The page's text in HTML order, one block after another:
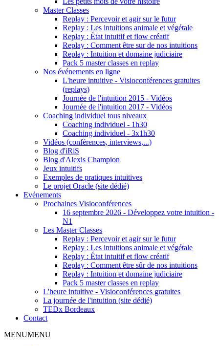
Master Classes
Replay : Percevoir et agir sur le futur
Replay : Les intuitions animale et végétale
Replay : État intuitif et flow créatif
Replay : Comment être sur de nos intuitions
Replay : Intuition et domaine judiciaire
Pack 5 master classes en replay
Nos événements en ligne
L'heure intuitive - Visioconférences gratuites
(replays)
Journée de l'intuition 2015 - Vidéos
Journée de l'intuition 2017 - Vidéos
Coaching individuel tous niveaux
Coaching individuel - 1h30
Coaching individuel - 3x1h30
Vidéos (conférences, interviews,...)
Blog d'iRiS
Blog d'Alexis Champion
Jeux intuitifs
Exemples de pratiques intuitives
Le projet Oracle (site dédié)
Evénements
Prochaines Visioconférences
16 septembre 2026 - Développez votre intuition -
N1
Les Master Classes
Replay : Percevoir et agir sur le futur
Replay : Les intuitions animale et végétale
Replay : État intuitif et flow créatif
Replay : Comment être sûr de nos intuitions
Replay : Intuition et domaine judiciaire
Pack 5 master classes en replay
L'heure intuitive - Visioconférences gratuites
La journée de l'intuition (site dédié)
TEDx Bordeaux
Contact
MENUMENU